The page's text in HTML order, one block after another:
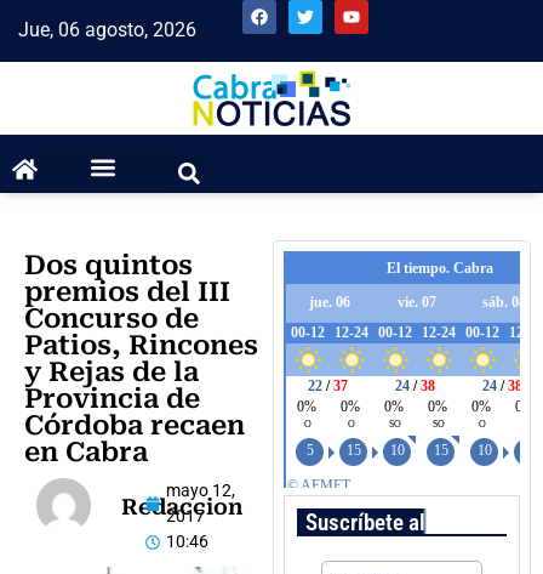
Jue, 06 agosto, 2026
Dos quintos
premios del III
Concurso de
Patios, Rincones
y Rejas de la
Provincia de
Córdoba recaen
en Cabra
Redaccion
mayo 12,
2017
10:46
Suscríbete al boletín